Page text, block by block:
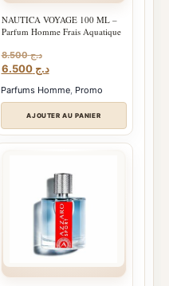
NAUTICA VOYAGE 100 ML –
Parfum Homme Frais Aquatique
د.ج8.500
Le
initial
était :
د.ج 8.500.
د.ج 6.500
Le
actuel
د.ج 6.500.
Parfums Homme, Promo
AJOUTER AU PANIER